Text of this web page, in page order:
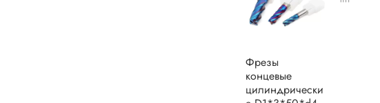
Фрезы
концевые
цилиндрически